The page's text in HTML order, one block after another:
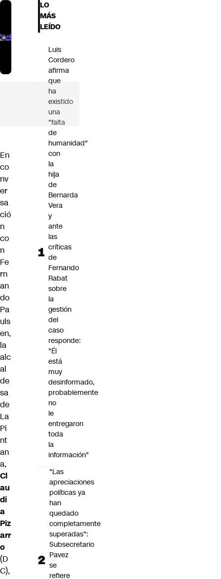
En
co
nv
er
sa
ció
n
co
n
Fe
rn
an
do
Pa
uls
en,
la
alc
al
de
sa
de
La
Pi
nt
an
a,
Cl
au
di
a
Piz
arr
o
(D
C),
LO
MÁS
LEÍDO
Luis
Cordero
afirma
que
ha
existido
una
"falta
de
humanidad"
con
la
hija
de
Bernarda
Vera
y
ante
las
críticas
de
Fernando
Rabat
sobre
la
gestión
del
caso
responde:
"Él
está
muy
desinformado,
probablemente
no
le
entregaron
toda
la
información"
"Las
apreciaciones
políticas ya
han
quedado
completamente
superadas":
Subsecretario
Pavez
se
refiere